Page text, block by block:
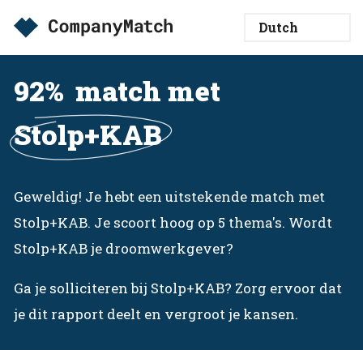
92% match met
Stolp+KAB
Geweldig! Je hebt een uitstekende match met
Stolp+KAB. Je scoort hoog op 5 thema's. Wordt
Stolp+KAB je droomwerkgever?
Ga je solliciteren bij Stolp+KAB? Zorg ervoor dat
je dit rapport deelt en vergroot je kansen.